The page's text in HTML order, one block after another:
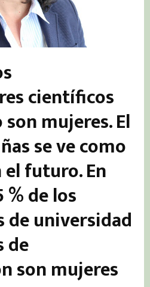
científicos
mujeres. El
se ve como
futuro. En
% de los
universidad
de
son mujeres